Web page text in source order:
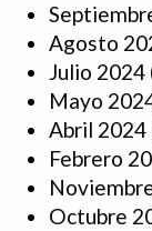
Agosto
Julio 2024
Mayo
Abril 2024
Febrero
Octubre